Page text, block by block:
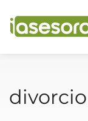
divorcio